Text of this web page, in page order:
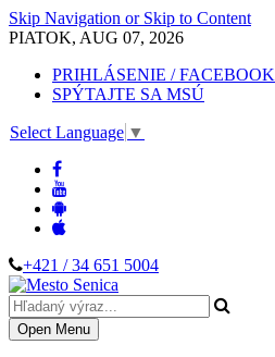
Skip Navigation or Skip to Content
PIATOK, AUG 07, 2026
PRIHLÁSENIE / FACEBOOK
SPÝTAJTE SA MSÚ
Select Language ▼
+421 / 34 651 5004
Open Menu